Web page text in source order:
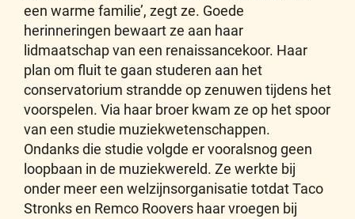
een warme familie’, zegt ze. Goede
herinneringen bewaart ze aan haar
lidmaatschap van een renaissancekoor. Haar
plan om fluit te gaan studeren aan het
conservatorium strandde op zenuwen tijdens het
voorspelen. Via haar broer kwam ze op het spoor
van een studie muziekwetenschappen.
Ondanks die studie volgde er vooralsnog geen
loopbaan in de muziekwereld. Ze werkte bij
onder meer een welzijnsorganisatie totdat Taco
Stronks en Remco Roovers haar vroegen bij